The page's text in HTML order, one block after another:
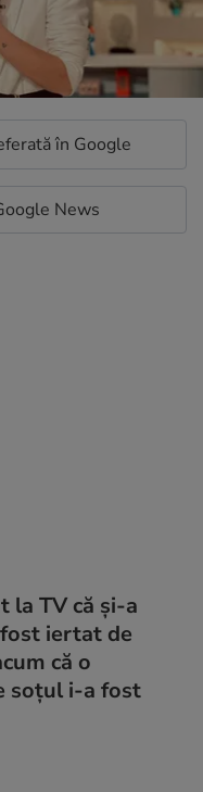
în Google
News
la TV că și-a
iertat de
că o
soțul i-a fost